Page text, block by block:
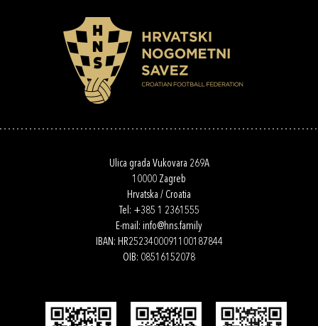
Ulica grada Vukovara 269A
10000 Zagreb
Hrvatska / Croatia
Tel: +385 1 2361555
E-mail: info@hns.family
IBAN: HR2523400091100187844
OIB: 08516152078